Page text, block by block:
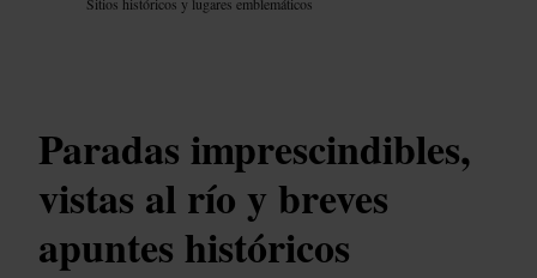
Sitios históricos y lugares emblemáticos
Paradas imprescindibles,
vistas al río y breves
apuntes históricos